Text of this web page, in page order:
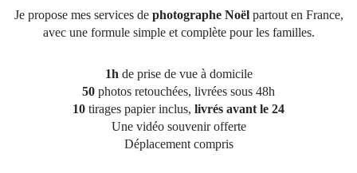
Je propose mes services de photographe Noëlpartout en France,
avec une formule simple et complète pour les familles.
1h de prise de vue à domicile
50 photos retouchées, livrées sous 48h
10 tirages papier inclus, livrés avant le 24
Une vidéo souvenir offerte
Déplacement compris